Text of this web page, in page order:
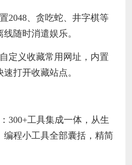
2048、贪吃蛇、井字棋等
随时消遣娱乐。
定义收藏常用网址，内置
打开收藏站点。
300+工具集成一体，从生
编程小工具全部囊括，精简